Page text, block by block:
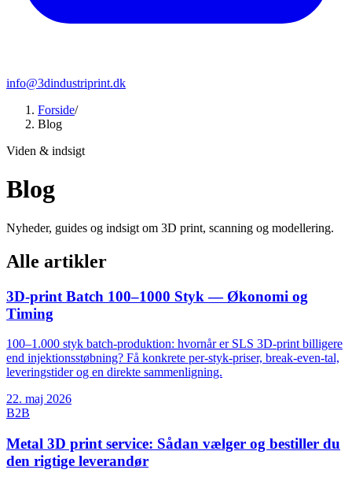
info@3dindustriprint.dk
Forside/
Blog
Viden & indsigt
Blog
Nyheder, guides og indsigt om 3D print, scanning og modellering.
Alle artikler
3D-print Batch 100–1000 Styk — Økonomi og
Timing
100–1.000 styk batch-produktion: hvornår er SLS 3D-print billigere
end injektionsstøbning? Få konkrete per-styk-priser, break-even-tal,
leveringstider og en direkte sammenligning.
22. maj 2026
B2B
Metal 3D print service: Sådan vælger og bestiller du
den rigtige leverandør